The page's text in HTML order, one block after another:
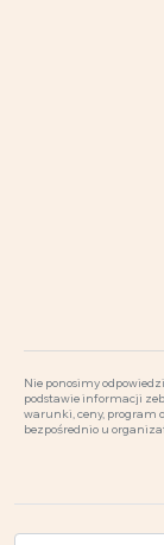
Nie ponosimy
podstawie informacji
warunki, ceny, program
bezpośrednio u